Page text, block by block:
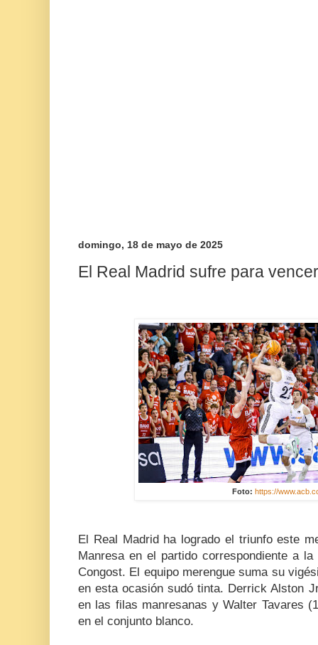
domingo, 18 de mayo de 2025
El Real Madrid sufre para
Foto: https://
El Real Madrid ha logrado el triunfo este
Manresa en el partido correspondiente a
Congost. El equipo merengue suma su
en esta ocasión sudó tinta. Derrick Alston
en las filas manresanas y Walter Tavares
en el conjunto blanco.